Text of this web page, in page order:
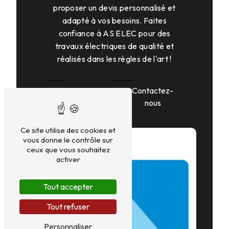
proposer un devis personnalisé et
adapté à vos besoins. Faites
confiance à AS ELEC pour des
travaux électriques de qualité et
réalisés dans les règles de l'art !
En savoir
plus
Contactez-
nous
Ce site utilise des cookies et
vous donne le contrôle sur
ceux que vous souhaitez
activer
Tout accepter
Tout refuser
Personnaliser